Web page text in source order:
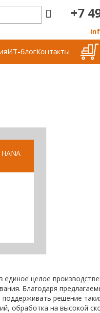
+7
ИТ-блогКонтакты
целое
Благодаря
решение
обработка на высокой